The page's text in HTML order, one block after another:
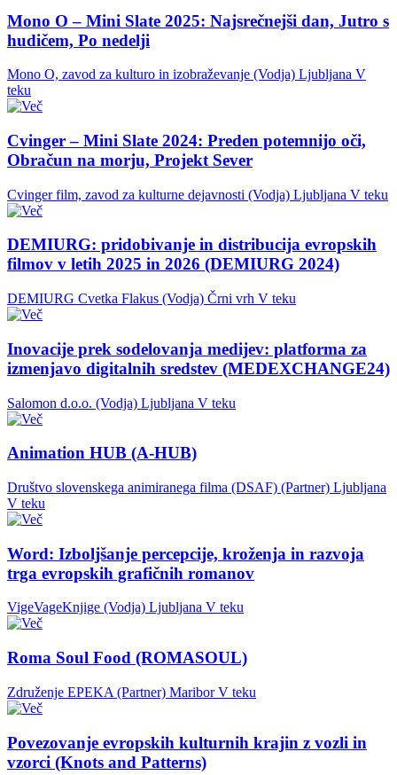
Mono O – Mini Slate 2025: Najsrečnejši dan, Jutro s
hudičem, Po nedelji
Mono O, zavod za kulturo in izobraževanje (Vodja) Ljubljana V
teku
Cvinger – Mini Slate 2024: Preden potemnijo oči,
Obračun na morju, Projekt Sever
Cvinger film, zavod za kulturne dejavnosti (Vodja) Ljubljana V teku
DEMIURG: pridobivanje in distribucija evropskih
filmov v letih 2025 in 2026 (DEMIURG 2024)
DEMIURG Cvetka Flakus (Vodja) Črni vrh V teku
Inovacije prek sodelovanja medijev: platforma za
izmenjavo digitalnih sredstev (MEDEXCHANGE24)
Salomon d.o.o. (Vodja) Ljubljana V teku
Animation HUB (A-HUB)
Društvo slovenskega animiranega filma (DSAF) (Partner) Ljubljana
V teku
Word: Izboljšanje percepcije, kroženja in razvoja
trga evropskih grafičnih romanov
VigeVageKnjige (Vodja) Ljubljana V teku
Roma Soul Food (ROMASOUL)
Združenje EPEKA (Partner) Maribor V teku
Povezovanje evropskih kulturnih krajin z vozli in
vzorci (Knots and Patterns)